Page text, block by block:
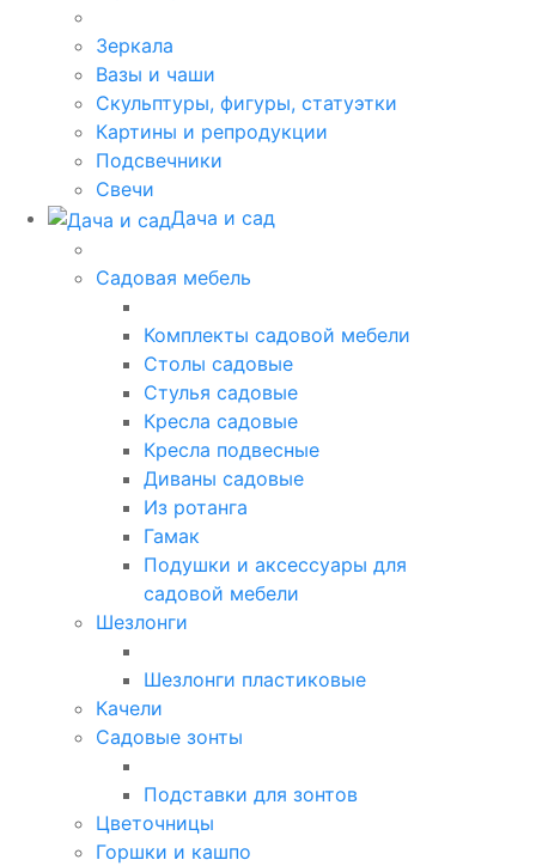
Зеркала
Вазы и чаши
Скульптуры, фигуры, статуэтки
Картины и репродукции
Подсвечники
Свечи
Дача и сад
Садовая мебель
Комплекты садовой мебели
Столы садовые
Стулья садовые
Кресла садовые
Кресла подвесные
Диваны садовые
Из ротанга
Гамак
Подушки и аксессуары для
садовой мебели
Шезлонги
Шезлонги пластиковые
Качели
Садовые зонты
Подставки для зонтов
Цветочницы
Горшки и кашпо